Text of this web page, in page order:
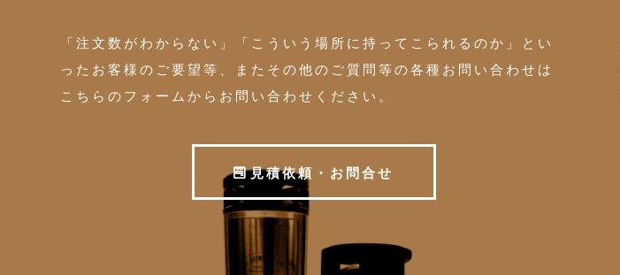
「注文数がわからない」「こういう場所に持ってこられるのか」とい
ったお客様のご要望等、またその他のご質問等の各種お問い合わせは
こちらのフォームからお問い合わせください。
見積依頼 ・ お 問合せ